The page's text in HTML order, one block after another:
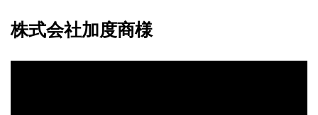
株式会社加度商様